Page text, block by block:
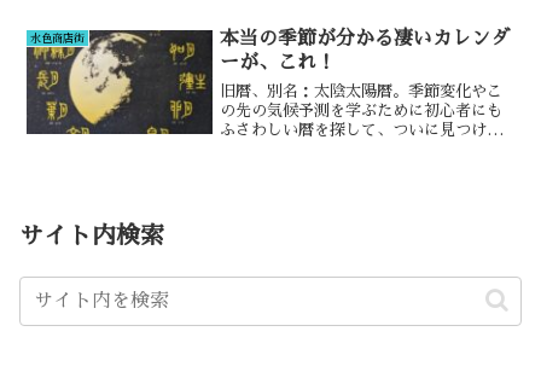
水色商店街
本当の季節が分かる凄いカレンダ
ーが、これ！
旧暦、別名：太陰太陽暦。季節変化やこ
の先の気候予測を学ぶために初心者にも
ふさわしい暦を探して、ついに見つけま
サイト内検索